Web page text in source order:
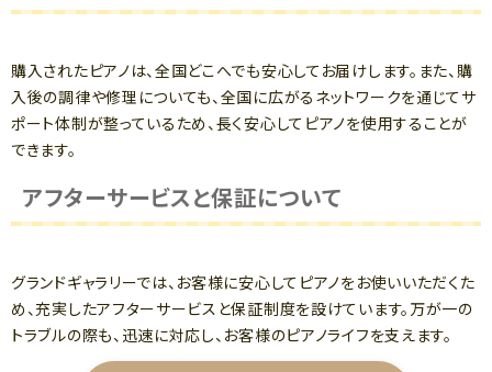
購入されたピアノは、全国どこへでも安心してお届けします。また、購
入後の調律や修理についても、全国に広がるネットワークを通じてサ
ポート体制が整っているため、長く安心してピアノを使用することが
できます。
アフターサービスと保証について
グランドギャラリーでは、お客様に安心してピアノをお使いいただくた
め、充実したアフターサービスと保証制度を設けています。万が一の
トラブルの際も、迅速に対応し、お客様のピアノライフを支えます。